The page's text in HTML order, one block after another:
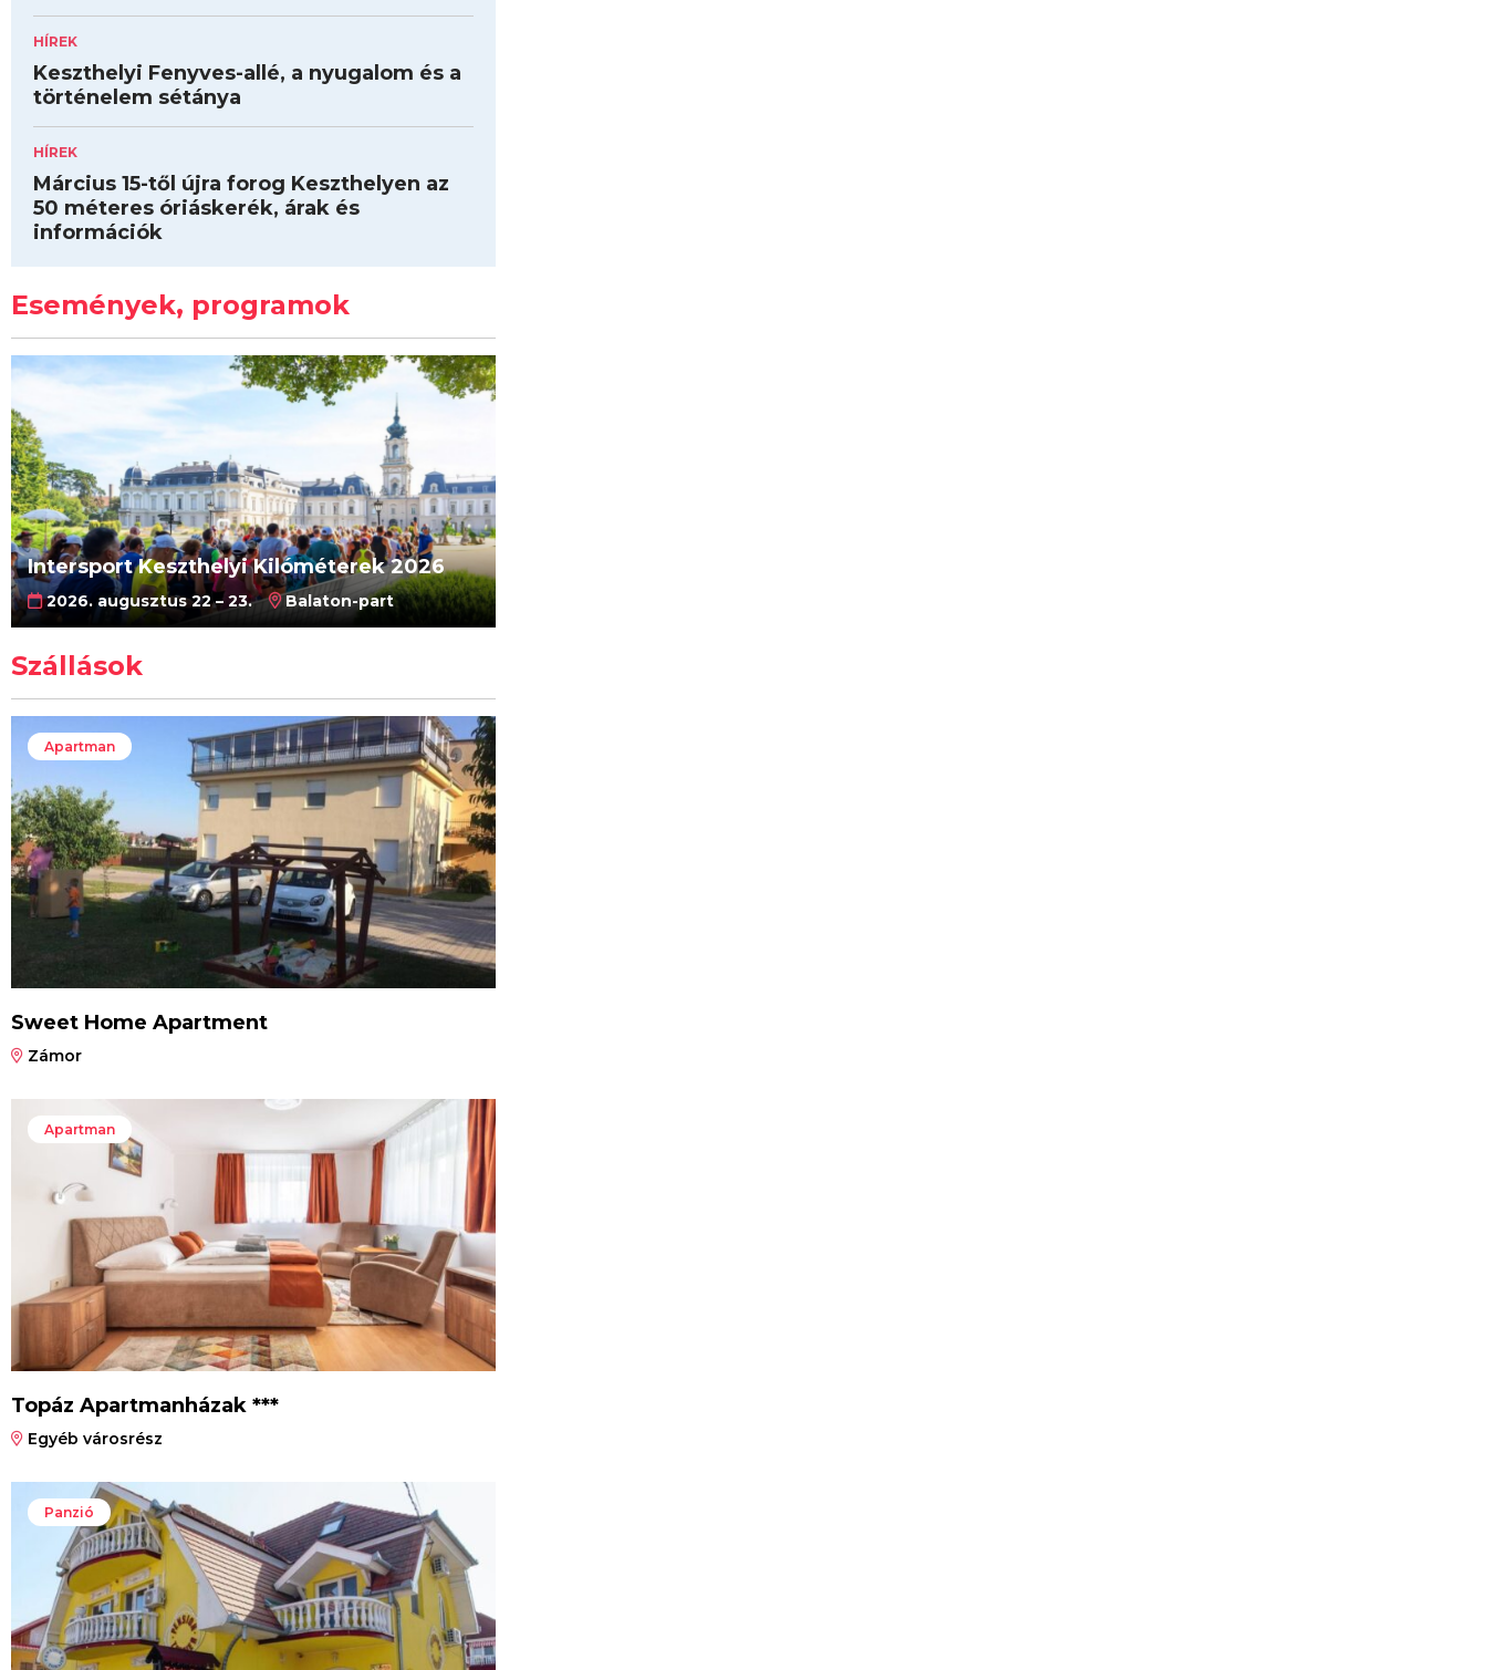
HÍREK
Keszthelyi Fenyves-allé, a nyugalom és a
történelem sétánya
HÍREK
Március 15-től újra forog Keszthelyen az
50 méteres óriáskerék, árak és
információk
Események, programok
Intersport Keszthelyi Kilóméterek 2026
2026. augusztus 22 – 23. Balaton-part
Szállások
Apartman
Sweet Home Apartment
Zámor
Apartman
Topáz Apartmanházak ***
Egyéb városrész
Panzió